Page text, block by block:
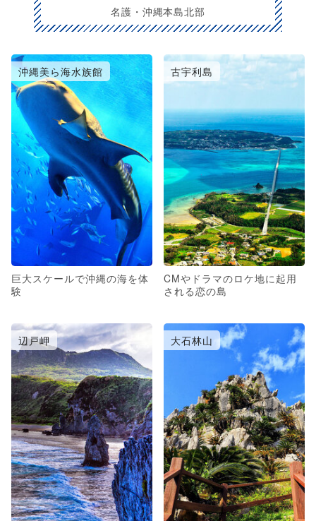
名護・沖縄本島北部
沖縄美ら海水族館
巨大スケールで沖縄の海を体
験
古宇利島
CMやドラマのロケ地に起用
される恋の島
辺戸岬 大石林山